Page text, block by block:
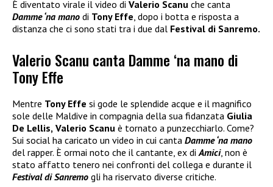
È diventato virale il video di Valerio Scanu che canta
Damme ‘na mano di Tony Effe, dopo i botta e risposta a
distanza che ci sono stati tra i due dal Festival di Sanremo.
Valerio Scanu canta Damme ‘na mano di
Tony Effe
Mentre Tony Effe si gode le splendide acque e il magnifico
sole delle Maldive in compagnia della sua fidanzata Giulia
De Lellis, Valerio Scanu è tornato a punzecchiarlo. Come?
Sui social ha caricato un video in cui canta Damme ‘na mano
del rapper. È ormai noto che il cantante, ex di Amici, non è
stato affatto tenero nei confronti del collega e durante il
Festival di Sanremo gli ha riservato diverse critiche.